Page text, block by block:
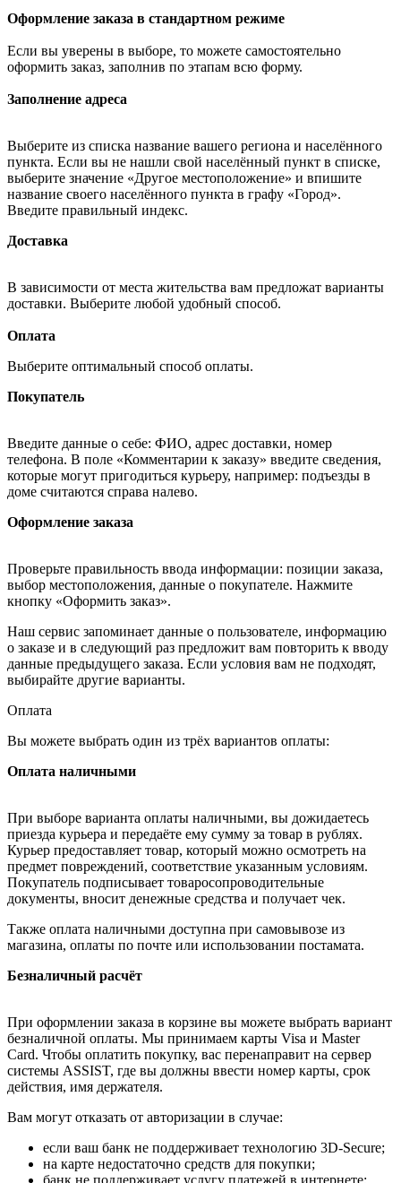
Оформление заказа в стандартном режиме
Если вы уверены в выборе, то можете самостоятельно
оформить заказ, заполнив по этапам всю форму.
Заполнение адреса
Выберите из списка название вашего региона и населённого
пункта. Если вы не нашли свой населённый пункт в списке,
выберите значение «Другое местоположение» и впишите
название своего населённого пункта в графу «Город».
Введите правильный индекс.
Доставка
В зависимости от места жительства вам предложат варианты
доставки. Выберите любой удобный способ.
Оплата
Выберите оптимальный способ оплаты.
Покупатель
Введите данные о себе: ФИО, адрес доставки, номер
телефона. В поле «Комментарии к заказу» введите сведения,
которые могут пригодиться курьеру, например: подъезды в
доме считаются справа налево.
Оформление заказа
Проверьте правильность ввода информации: позиции заказа,
выбор местоположения, данные о покупателе. Нажмите
кнопку «Оформить заказ».
Наш сервис запоминает данные о пользователе, информацию
о заказе и в следующий раз предложит вам повторить к вводу
данные предыдущего заказа. Если условия вам не подходят,
выбирайте другие варианты.
Оплата
Вы можете выбрать один из трёх вариантов оплаты:
Оплата наличными
При выборе варианта оплаты наличными, вы дожидаетесь
приезда курьера и передаёте ему сумму за товар в рублях.
Курьер предоставляет товар, который можно осмотреть на
предмет повреждений, соответствие указанным условиям.
Покупатель подписывает товаросопроводительные
документы, вносит денежные средства и получает чек.
Также оплата наличными доступна при самовывозе из
магазина, оплаты по почте или использовании постамата.
Безналичный расчёт
При оформлении заказа в корзине вы можете выбрать вариант
безналичной оплаты. Мы принимаем карты Visa и Master
Card. Чтобы оплатить покупку, вас перенаправит на сервер
системы ASSIST, где вы должны ввести номер карты, срок
действия, имя держателя.
Вам могут отказать от авторизации в случае:
если ваш банк не поддерживает технологию 3D-Secure;
на карте недостаточно средств для покупки;
банк не поддерживает услугу платежей в интернете;